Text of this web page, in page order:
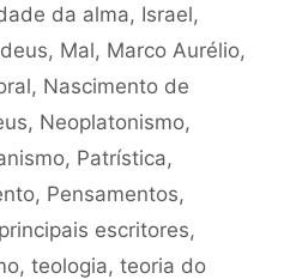
da alma, Israel,
, Mal, Marco Aurélio,
, Nascimento de
, Neoplatonismo,
, Patrística,
, Pensamentos,
principais escritores,
, teologia, teoria do